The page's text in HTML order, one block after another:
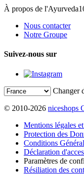
À propos de
Nous contacter
Notre Groupe
Suivez-nous sur
Changer
© 2010-2026 niceshops
Mentions légales
Protection des
Conditions
Déclaration
Paramètres de
Résiliation des